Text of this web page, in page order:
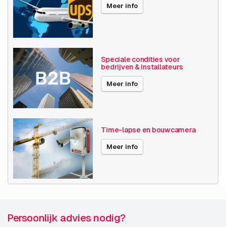
Maximale Beeldhoek 130°+
Videocompressie
Toegangscontrole Deurstation
Toepassing bij
branche
Zorg
Publicatiedatum
Meer info
Speciale condities voor
bedrijven & installateurs
Meer info
Time-lapse en bouwcamera
Meer info
Persoonlijk advies nodig?